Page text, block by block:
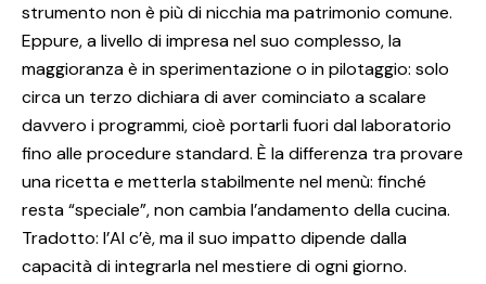
strumento non è più di nicchia ma patrimonio comune.
Eppure, a livello di impresa nel suo complesso, la
maggioranza è in sperimentazione o in pilotaggio: solo
circa un terzo dichiara di aver cominciato a scalare
davvero i programmi, cioè portarli fuori dal laboratorio
fino alle procedure standard. È la differenza tra provare
una ricetta e metterla stabilmente nel menù: finché
resta “speciale”, non cambia l’andamento della cucina.
Tradotto: l’AI c’è, ma il suo impatto dipende dalla
capacità di integrarla nel mestiere di ogni giorno.